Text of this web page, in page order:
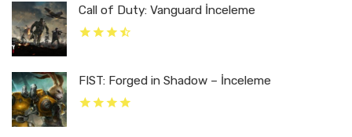
Call of Duty: Vanguard İnceleme
FIST: Forged in Shadow – İnceleme